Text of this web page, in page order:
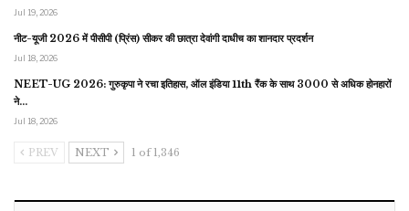
Jul 19, 2026
नीट-यूजी 2026 में पीसीपी (प्रिंस) सीकर की छात्रा देवांगी दाधीच का शानदार प्रदर्शन
Jul 18, 2026
NEET-UG 2026: गुरुकृपा ने रचा इतिहास, ऑल इंडिया 11th रैंक के साथ 3000 से अधिक होनहारों
ने…
Jul 18, 2026
PREV NEXT 1 of 1,346